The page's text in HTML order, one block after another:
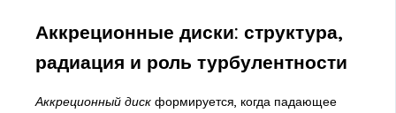
Аккреционные диски: структура,
радиация и роль турбулентности
Аккреционный дискформируется, когда падающее